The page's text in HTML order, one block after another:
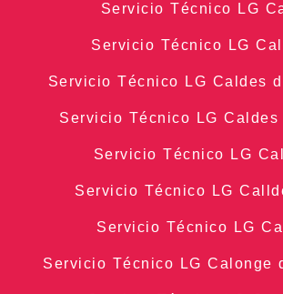
Servicio Técnico LG
Servicio Técnico LG
Servicio Técnico LG Caldes
Servicio Técnico LG Caldes
Servicio Técnico LG
Servicio Técnico LG
Servicio Técnico LG
Servicio Técnico LG Calonge